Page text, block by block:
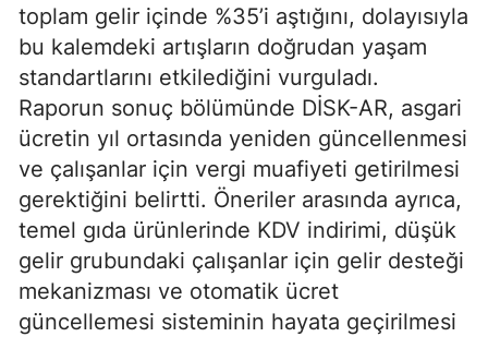
toplam gelir içinde %35’i aştığını, dolayısıyla
bu kalemdeki artışların doğrudan yaşam
standartlarını etkilediğini vurguladı.
Raporun sonuç bölümünde DİSK-AR, asgari
ücretin yıl ortasında yeniden güncellenmesi
ve çalışanlar için vergi muafiyeti getirilmesi
gerektiğini belirtti. Öneriler arasında ayrıca,
temel gıda ürünlerinde KDV indirimi, düşük
gelir grubundaki çalışanlar için gelir desteği
mekanizması ve otomatik ücret
güncellemesi sisteminin hayata geçirilmesi